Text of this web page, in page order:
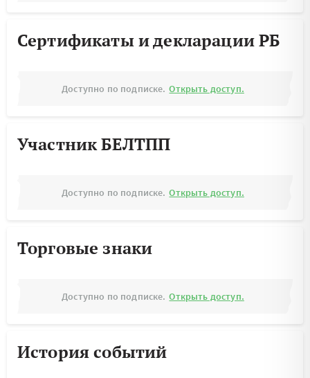
Сертификаты и декларации РБ
Доступно по подписке. Открыть доступ.
Участник БЕЛТПП
Доступно по подписке. Открыть доступ.
Торговые знаки
Доступно по подписке. Открыть доступ.
История событий